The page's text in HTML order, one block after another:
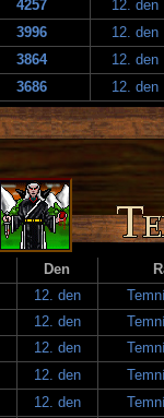
4257
12. den
3996
12. den
3864
12. den
3686 12. den
Den
12. den
12. den
12. den
12. den
12. den